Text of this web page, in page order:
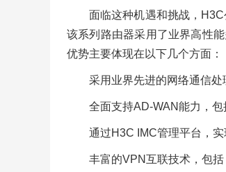
面临这种机遇和挑战，
该系列路由器采用了业界高性
优势主要体现在以下几个方面：
采用业界先进的网络通信
全面支持AD-WAN能力，
通过H3C IMC管理平台，
丰富的VPN互联技术，包